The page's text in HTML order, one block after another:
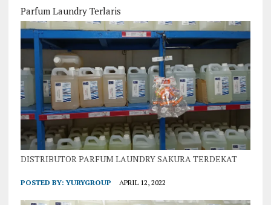
Parfum Laundry Terlaris
DISTRIBUTOR PARFUM LAUNDRY SAKURA TERDEKAT
POSTED BY:YURYGROUP APRIL 12, 2022